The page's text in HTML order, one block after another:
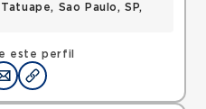
este perfil
Sao Paulo, SP,